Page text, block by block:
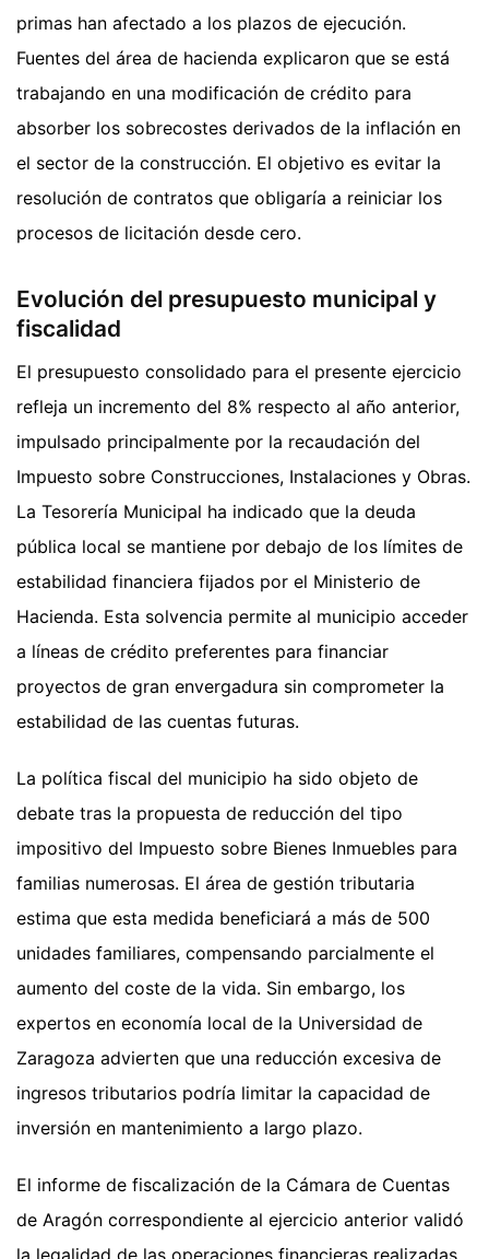
primas han afectado a los plazos de ejecución.
Fuentes del área de hacienda explicaron que se está
trabajando en una modificación de crédito para
absorber los sobrecostes derivados de la inflación en
el sector de la construcción. El objetivo es evitar la
resolución de contratos que obligaría a reiniciar los
procesos de licitación desde cero.
Evolución del presupuesto municipal y
fiscalidad
El presupuesto consolidado para el presente ejercicio
refleja un incremento del 8% respecto al año anterior,
impulsado principalmente por la recaudación del
Impuesto sobre Construcciones, Instalaciones y Obras.
La Tesorería Municipal ha indicado que la deuda
pública local se mantiene por debajo de los límites de
estabilidad financiera fijados por el Ministerio de
Hacienda. Esta solvencia permite al municipio acceder
a líneas de crédito preferentes para financiar
proyectos de gran envergadura sin comprometer la
estabilidad de las cuentas futuras.
La política fiscal del municipio ha sido objeto de
debate tras la propuesta de reducción del tipo
impositivo del Impuesto sobre Bienes Inmuebles para
familias numerosas. El área de gestión tributaria
estima que esta medida beneficiará a más de 500
unidades familiares, compensando parcialmente el
aumento del coste de la vida. Sin embargo, los
expertos en economía local de la Universidad de
Zaragoza advierten que una reducción excesiva de
ingresos tributarios podría limitar la capacidad de
inversión en mantenimiento a largo plazo.
El informe de fiscalización de la Cámara de Cuentas
de Aragón correspondiente al ejercicio anterior validó